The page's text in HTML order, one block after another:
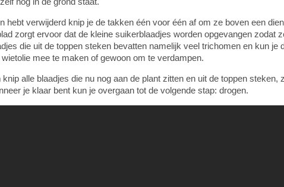
hebt verwijderd knip je de takken één voor één af om ze boven een
zorgt ervoor dat de kleine suikerblaadjes worden opgevangen zodat
die uit de toppen steken bevatten namelijk veel trichomen en kun je
mee te maken of gewoon om te verdampen.
alle blaadjes die nu nog aan de plant zitten en uit de toppen steken,
je klaar bent kun je overgaan tot de volgende stap: drogen.